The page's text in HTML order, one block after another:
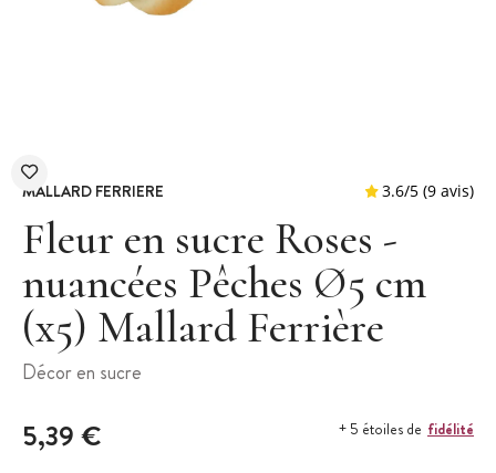
MALLARD FERRIERE
Fleur en sucre Roses -
nuancées Pêches Ø5 cm
(x5) Mallard Ferrière
Décor en sucre
5,39 € + 5 étoiles de fidélité